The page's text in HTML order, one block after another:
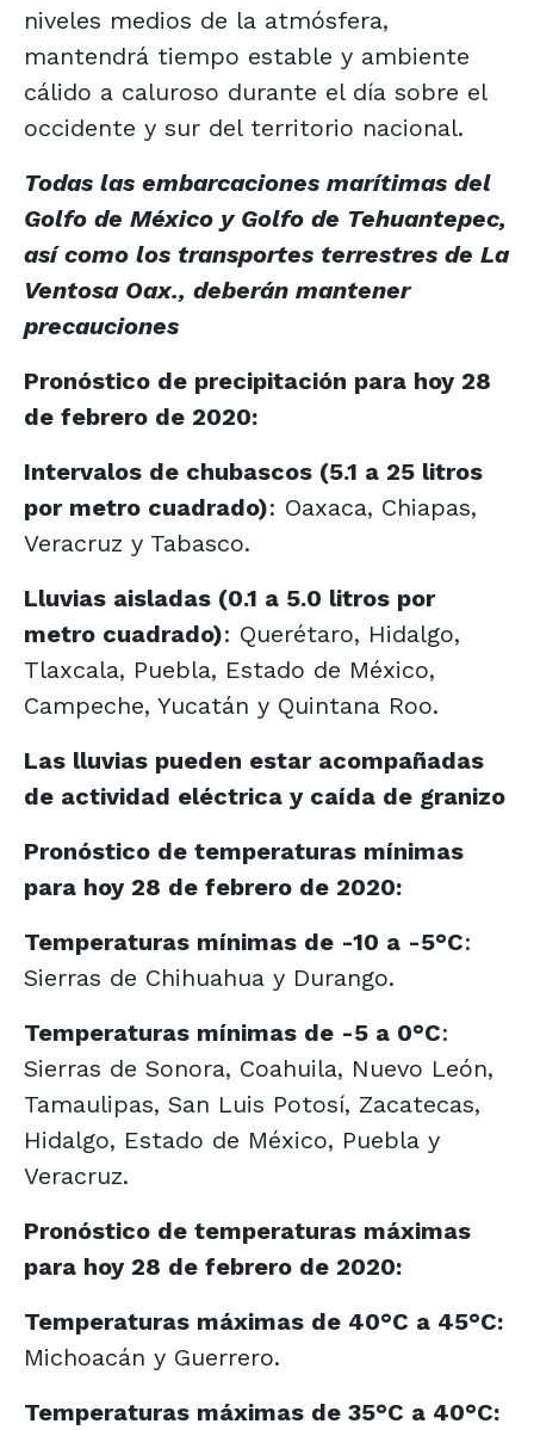
niveles medios de la atmósfera,
mantendrá tiempo estable y ambiente
cálido a caluroso durante el día sobre el
occidente y sur del territorio nacional.
Todas las embarcaciones marítimas del
Golfo de México y Golfo de Tehuantepec,
así como los transportes terrestres de La
Ventosa Oax., deberán mantener
precauciones
Pronóstico de precipitación para hoy 28
de febrero de 2020:
Intervalos de chubascos (5.1 a 25 litros
por metro cuadrado): Oaxaca, Chiapas,
Veracruz y Tabasco.
Lluvias aisladas (0.1 a 5.0 litros por
metro cuadrado): Querétaro, Hidalgo,
Tlaxcala, Puebla, Estado de México,
Campeche, Yucatán y Quintana Roo.
Las lluvias pueden estar acompañadas
de actividad eléctrica y caída de granizo
Pronóstico de temperaturas mínimas
para hoy 28 de febrero de 2020:
Temperaturas mínimas de -10 a -5°C:
Sierras de Chihuahua y Durango.
Temperaturas mínimas de -5 a 0°C:
Sierras de Sonora, Coahuila, Nuevo León,
Tamaulipas, San Luis Potosí, Zacatecas,
Hidalgo, Estado de México, Puebla y
Veracruz.
Pronóstico de temperaturas máximas
para hoy 28 de febrero de 2020:
Temperaturas máximas de 40°C a 45°C:
Michoacán y Guerrero.
Temperaturas máximas de 35°C a 40°C: